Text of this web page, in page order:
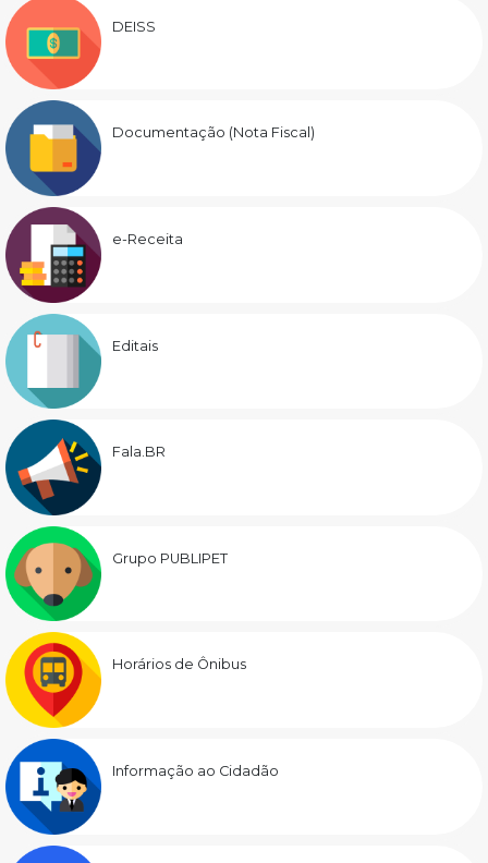
DEISS
Documentação (Nota Fiscal)
e-Receita
Editais
Fala.BR
Grupo PUBLIPET
Horários de Ônibus
Informação ao Cidadão